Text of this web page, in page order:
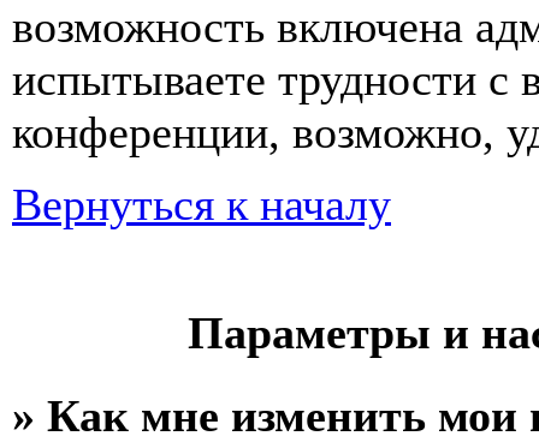
возможность включена
испытываете трудности с
конференции, возможно,
Вернуться к началу
Параметры и
» Как мне изменить мои